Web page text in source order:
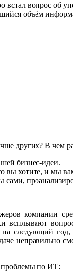
встал вопрос об
объём
других? В чем
бизнес-идеи.
вы хотите, и мы
компании
всплывают
следующий
неправильно
проблемы по ИТ: